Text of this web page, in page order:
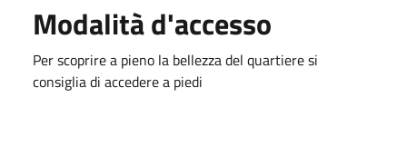
Modalità d'accesso
Per scoprire a pieno la bellezza del quartiere si
consiglia di accedere a piedi